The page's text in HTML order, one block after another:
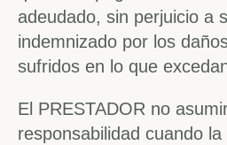
adeudado, sin perjuicio a
indemnizado por los
sufridos en lo que
El PRESTADOR no
responsabilidad cuando la